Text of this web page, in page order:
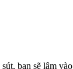
bạn sẽ lâm